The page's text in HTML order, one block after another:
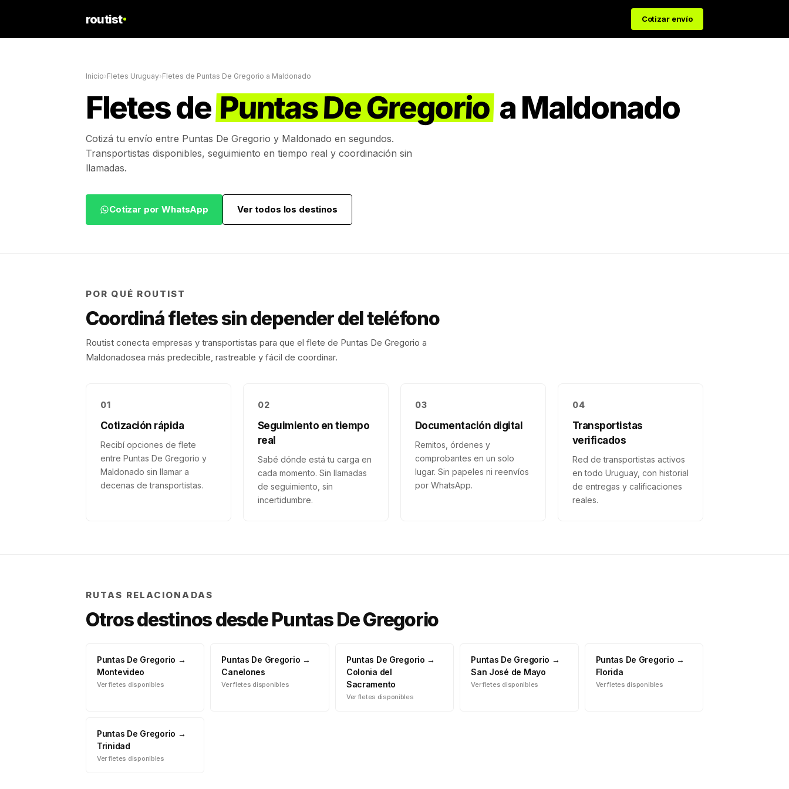
routist Cotizar envío
Inicio›Fletes Uruguay›Fletes de Puntas De Gregorio a Maldonado
Fletes de Puntas De Gregorio aMaldonado
Cotizá tu envío entre Puntas De Gregorio y Maldonado en segundos.
Transportistas disponibles, seguimiento en tiempo real y coordinación sin
llamadas.
Cotizar por WhatsApp Ver todos los destinos
POR QUÉ ROUTIST
Coordiná fletes sin depender del teléfono
Routist conecta empresas y transportistas para que el flete de Puntas De Gregorio a
Maldonadosea más predecible, rastreable y fácil de coordinar.
01
Cotización rápida
Recibí opciones de flete
entre Puntas De Gregorio y
Maldonado sin llamar a
decenas de transportistas.
02
Seguimiento en tiempo
real
Sabé dónde está tu carga en
cada momento. Sin llamadas
de seguimiento, sin
incertidumbre.
03
Documentación digital
Remitos, órdenes y
comprobantes en un solo
lugar. Sin papeles ni reenvíos
por WhatsApp.
04
Transportistas
verificados
Red de transportistas activos
en todo Uruguay, con historial
de entregas y calificaciones
reales.
RUTAS RELACIONADAS
Otros destinos desdePuntas De Gregorio
Puntas De Gregorio →
Montevideo
Ver fletes disponibles
Puntas De Gregorio →
Canelones
Ver fletes disponibles
Puntas De Gregorio →
Colonia del
Sacramento
Ver fletes disponibles
Puntas De Gregorio →
San José de Mayo
Ver fletes disponibles
Puntas De Gregorio →
Florida
Ver fletes disponibles
Puntas De Gregorio →
Trinidad
Ver fletes disponibles